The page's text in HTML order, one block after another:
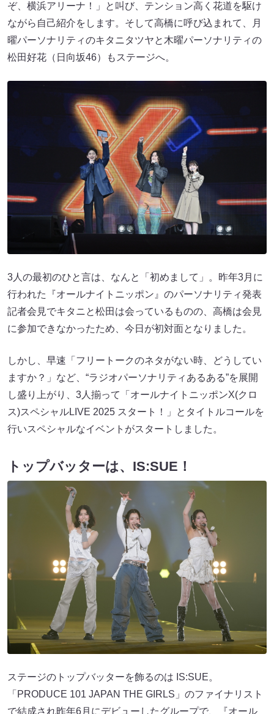
ぞ、横浜アリーナ！」と叫び、テンション高く花道を駆け
ながら自己紹介をします。そして高橋に呼び込まれて、月
曜パーソナリティのキタニタツヤと木曜パーソナリティの
松田好花（日向坂46）もステージへ。
3人の最初のひと言は、なんと「初めまして」。昨年3月に
行われた『オールナイトニッポン』のパーソナリティ発表
記者会見でキタニと松田は会っているものの、高橋は会見
に参加できなかったため、今日が初対面となりました。
しかし、早速「フリートークのネタがない時、どうしてい
ますか？」など、“ラジオパーソナリティあるある”を展開
し盛り上がり、3人揃って「オールナイトニッポンX(クロ
ス)スペシャルLIVE 2025 スタート！」とタイトルコールを
行いスペシャルなイベントがスタートしました。
トップバッターは、IS:SUE！
ステージのトップバッターを飾るのは IS:SUE。
「PRODUCE 101 JAPAN THE GIRLS」のファイナリスト
で結成され昨年6月にデビューしたグループで、『オール